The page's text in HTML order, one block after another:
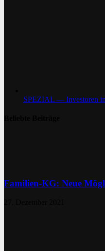
SPEZIAL — Investoren
Familien-KG: Neue